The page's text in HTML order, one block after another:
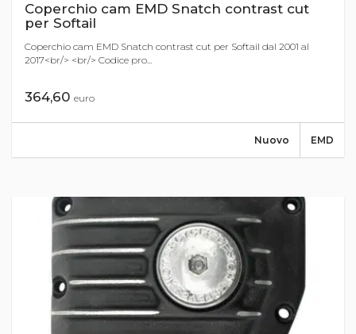
Coperchio cam EMD Snatch contrast cut
per Softail
Coperchio cam EMD Snatch contrast cut per Softail dal 2001 al
2017<br/> <br/> Codice pro...
364,60 euro
EMD
Nuovo